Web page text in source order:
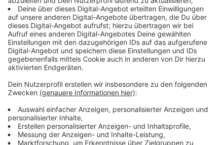
Öffnungszeiten der Impfstelle ab dem 21.02.2022
Impfungen ab 12 Jahren:
Montag, Mittwoch, Freitag: 14:00 – 20:00 Uhr
Samstag, Sonntag: 10:00 – 14:00 Uhr
Impfungen mit und ohne Termin möglich!